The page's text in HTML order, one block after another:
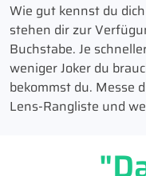
Wie gut kennst du
stehen dir zur
Buchstabe. Je
weniger Joker du
bekommst du. Messe
Lens-Rangliste und